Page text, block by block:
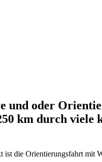
und oder
km durch viele
die Orientierungsfahrt mit